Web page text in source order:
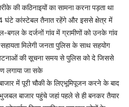
की कठिनाइयों का सामना करना पड़ता था
घंटे कांस्टेबल तैनात रहेंगे और इससे क्षेत्र में
बगल के दर्जनों गांव में ग्रामीणों को उनके गांव
मिलेगी जनता पुलिस के साथ सहयोग
की सूचना समय से पुलिस को दे जिससे
लगाया जा सके
में पूरी चौकी के लिएभूमिपूजन करने के बाद
भुजबल बाजार पहुंचे जहां पहले से ही बनकर तैयार